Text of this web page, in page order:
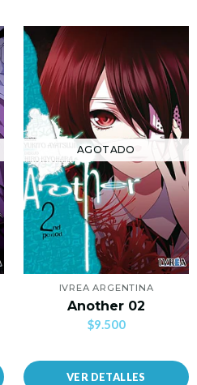
AGOTADO
IVREA ARGENTINA
Another 02
$9.500
VER DETALLES